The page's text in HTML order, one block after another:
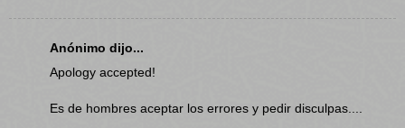
Anónimo dijo...
Apology accepted!
Es de hombres aceptar los errores y pedir disculpas....